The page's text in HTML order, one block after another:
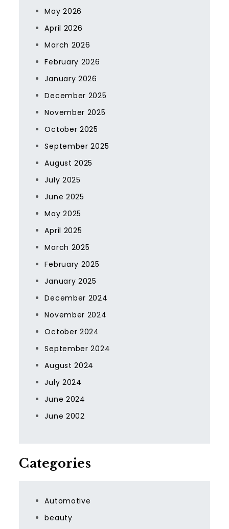
May 2026
April 2026
March 2026
February 2026
January 2026
December 2025
November 2025
October 2025
September 2025
August 2025
July 2025
June 2025
May 2025
April 2025
March 2025
February 2025
January 2025
December 2024
November 2024
October 2024
September 2024
August 2024
July 2024
June 2024
June 2002
Categories
Automotive
beauty